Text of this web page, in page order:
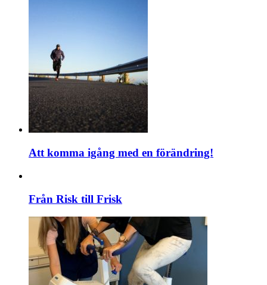
Att komma igång med en förändring!
Från Risk till Frisk